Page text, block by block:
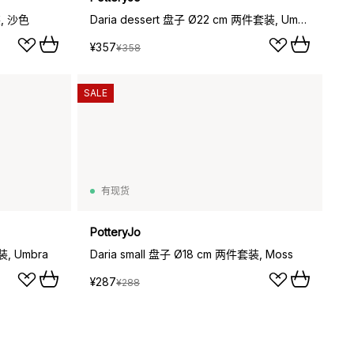
沙色
Daria dessert 盘子 Ø22 cm 两件套装, Umbra
¥357¥358
, Umbra
有现货
PotteryJo
Daria small 盘子 Ø18 cm 两件套装, Moss
¥287¥288
SALE